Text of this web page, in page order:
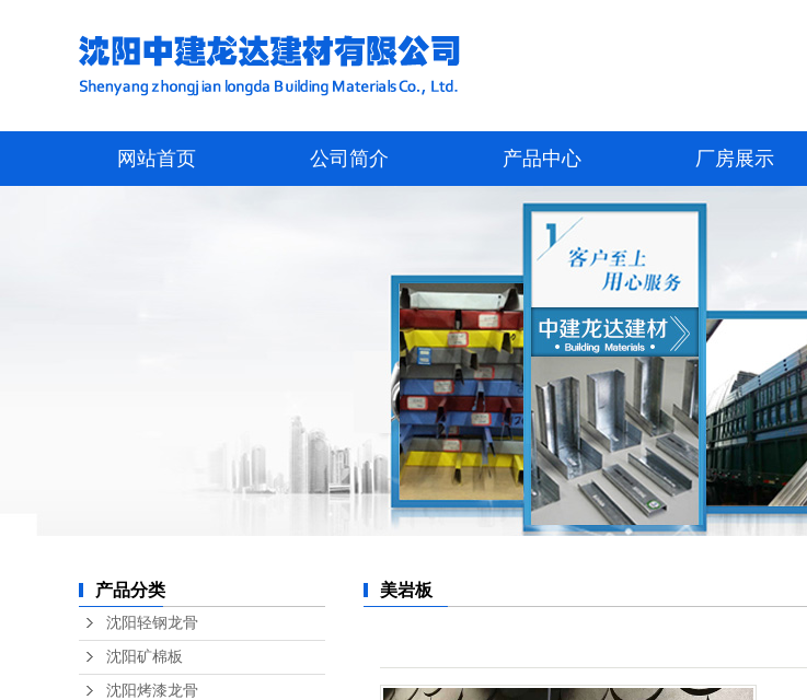
网站首页 公司简介 产品中心
沈阳轻钢龙骨
沈阳矿棉板
沈阳烤漆龙骨
沈阳玻纤板
沈阳格栅
沈阳硅酸钙板
沈阳静电地板
沈阳铝方通
厂房展示
厂房展示
产品分类
沈阳轻钢龙骨
沈阳矿棉板
沈阳烤漆龙骨
美岩板